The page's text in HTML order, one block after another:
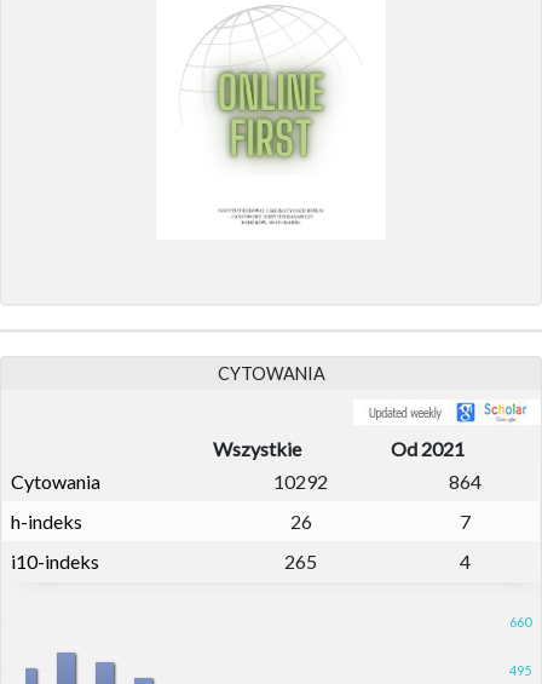
CYTOWANIA
Wszystkie
Od 2021
Cytowania
10292
864
h-indeks
26
7
i10-indeks
265 4
660
495